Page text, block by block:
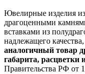
Ювелирные изделия
драгоценными
вставками из
надлежащего качества,
аналогичный товар
габарита, расцветки
Правительства РФ от